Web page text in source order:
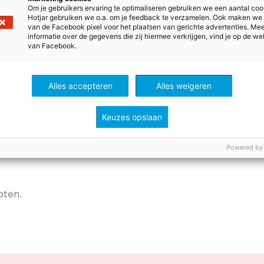
geschikt als voorleeshond. Honden die zijn opgeleid als
getraindom rustig te blijven en zich makkelijk aan te
deze dieren trucjes geleerd die kinderen op hun
bijvoorbeeld, of een buiging als dank voor het
zo veel uit, het karakter van de hond is belangrijker. Wel
een voordeel in verband met mogelijke allergieën in de
van een leeshond in jouw klas? Laat een reactie
Om je gebruikers ervaring te optimaliseren gebruiken we een aantal
Hotjar gebruiken we o.a. om je feedback te verzamelen. Ook maken we
van de Facebook pixel voor het plaatsen van gerichte advertenties.
informatie over de gegevens die zij hiermee verkrijgen, vind je op de
van Facebook.
Alles accepteren Alles weigeren
Keuzes opslaan
Powered by